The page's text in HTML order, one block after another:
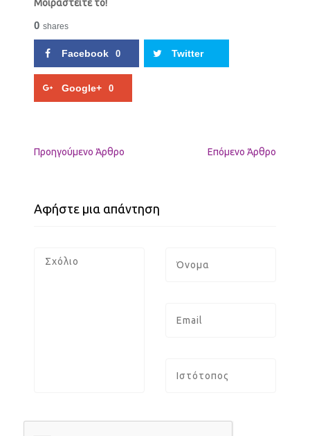
Μοιραστείτε το!
0 shares
Facebook 0 Twitter
Google+ 0
Προηγούμενo Άρθρο Επόμενο Άρθρο
Αφήστε μια απάντηση